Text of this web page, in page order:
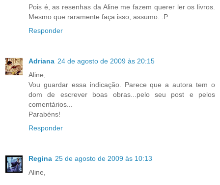
Pois é, as resenhas da Aline me fazem querer ler os livros.
Mesmo que raramente faça isso, assumo. :P
Responder
Adriana 24 de agosto de 2009 às 20:15
Aline,
Vou guardar essa indicação. Parece que a autora tem o
dom de escrever boas obras...pelo seu post e pelos
comentários...
Parabéns!
Responder
Regina 25 de agosto de 2009 às 10:13
Aline,